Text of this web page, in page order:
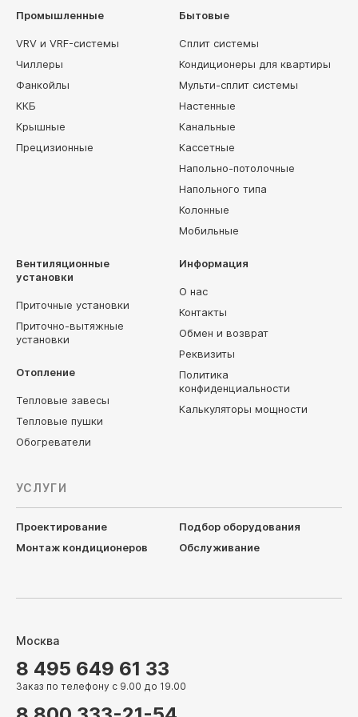
Промышленные
VRV и VRF-системы
Чиллеры
Фанкойлы
ККБ
Крышные
Прецизионные
Бытовые
Сплит системы
Кондиционеры для квартиры
Мульти-сплит системы
Настенные
Канальные
Кассетные
Напольно-потолочные
Напольного типа
Колонные
Мобильные
Вентиляционные
установки
Приточные установки
Приточно-вытяжные
установки
Отопление
Тепловые завесы
Тепловые пушки
Обогреватели
Информация
О нас
Контакты
Обмен и возврат
Реквизиты
Политика
конфиденциальности
Калькуляторы мощности
УСЛУГИ
Проектирование
Подбор оборудования
Монтаж кондиционеров
Обслуживание
Москва
8 495 649 61 33
Заказ по телефону с 9.00 до 19.00